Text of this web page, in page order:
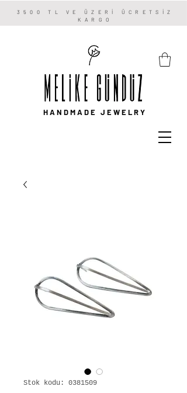
HANDMADE JEWELRY
3500 TL VE ÜZERİ ÜCRETSİZ
KARGO
Stok kodu: 0381509